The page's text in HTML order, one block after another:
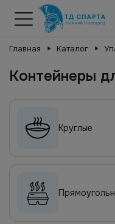
Главная Каталог
Контейнеры
Круглые